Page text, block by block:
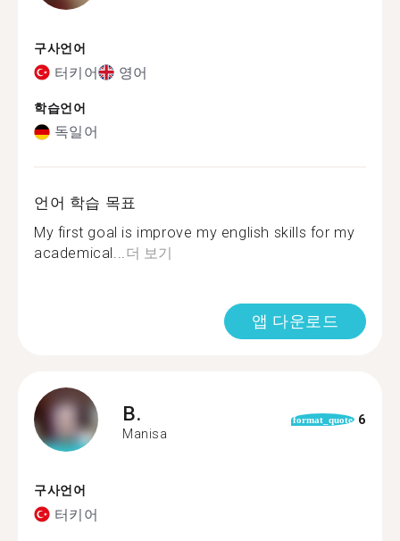
구사언어
터키어 영어
학습언어
독일어
언어 학습 목표
My first goal is improve my english skills for my
academical...더 보기
앱 다운로드
B.
Manisa
format_quote 6
구사언어
터키어